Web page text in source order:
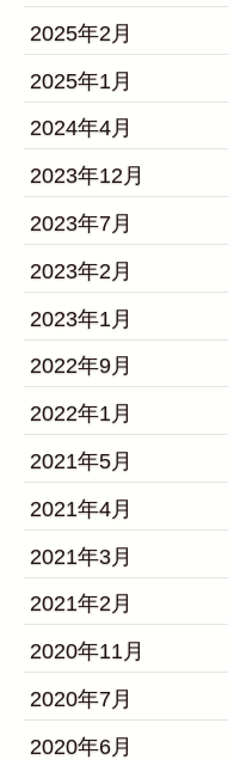
2025年2月
2025年1月
2024年4月
2023年12月
2023年7月
2023年2月
2023年1月
2022年9月
2022年1月
2021年5月
2021年4月
2021年3月
2021年2月
2020年11月
2020年7月
2020年6月